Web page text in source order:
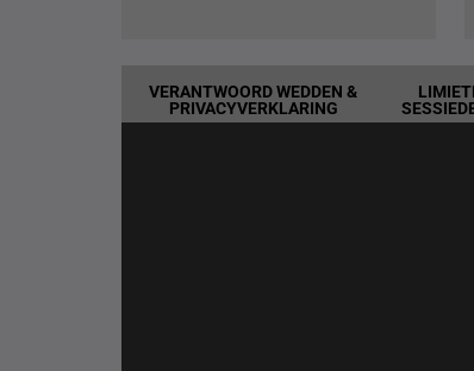
VERANTWOORD WEDDEN &
PRIVACYVERKLARING